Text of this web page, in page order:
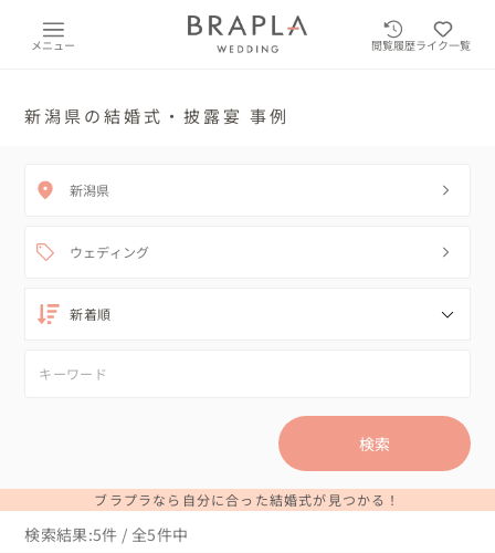
メニュー 閲覧履歴ライク一覧
新潟県の結婚式・披露宴 事例
新潟県
ウェディング
検索
ブラプラなら自分に合った結婚式が見つかる！
検索結果:5件 / 全5件中